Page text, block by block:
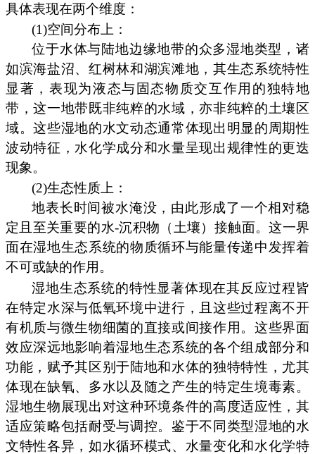
具体表现在两个维度：
(1)空间分布上：
位于水体与陆地边缘地带的众多湿地类型，诸
如滨海盐沼、红树林和湖滨滩地，其生态系统特性
显著，表现为液态与固态物质交互作用的独特地
带，这一地带既非纯粹的水域，亦非纯粹的土壤区
域。这些湿地的水文动态通常体现出明显的周期性
波动特征，水化学成分和水量呈现出规律性的更迭
现象。
(2)生态性质上：
地表长时间被水淹没，由此形成了一个相对稳
定且至关重要的水-沉积物（土壤）接触面。这一界
面在湿地生态系统的物质循环与能量传递中发挥着
不可或缺的作用。
湿地生态系统的特性显著体现在其反应过程皆
在特定水深与低氧环境中进行，且这些过程离不开
有机质与微生物细菌的直接或间接作用。这些界面
效应深远地影响着湿地生态系统的各个组成部分和
功能，赋予其区别于陆地和水体的独特特性，尤其
体现在缺氧、多水以及随之产生的特定生境毒素。
湿地生物展现出对这种环境条件的高度适应性，其
适应策略包括耐受与调控。鉴于不同类型湿地的水
文特性各异，如水循环模式、水量变化和水化学特